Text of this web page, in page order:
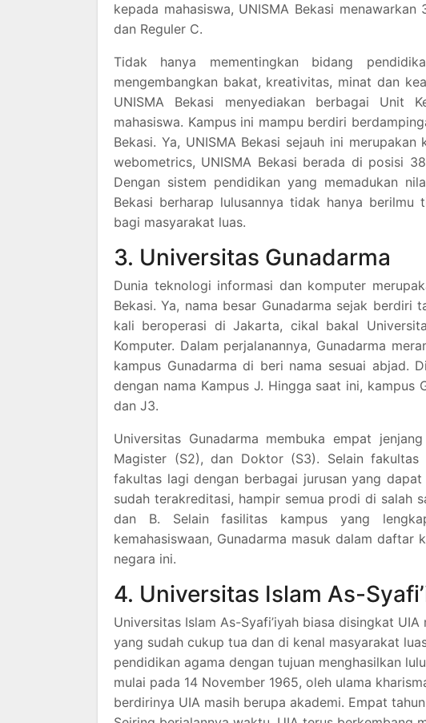
kepada mahasiswa, UNISMA Bekasi
dan Reguler C.
Tidak hanya mementingkan bidang
mengembangkan bakat, kreativitas, minat dan
UNISMA Bekasi menyediakan berbagai Unit
mahasiswa. Kampus ini mampu berdiri
Bekasi. Ya, UNISMA Bekasi sejauh ini
webometrics, UNISMA Bekasi berada di posisi
Dengan sistem pendidikan yang memadukan
Bekasi berharap lulusannya tidak hanya
bagi masyarakat luas.
3. Universitas Gunadarma
Dunia teknologi informasi dan komputer
Bekasi. Ya, nama besar Gunadarma sejak berdiri
kali beroperasi di Jakarta, cikal bakal
Komputer. Dalam perjalanannya, Gunadarma
kampus Gunadarma di beri nama sesuai abjad.
dengan nama Kampus J. Hingga saat ini, kampus
dan J3.
Universitas Gunadarma membuka empat
Magister (S2), dan Doktor (S3). Selain
fakultas lagi dengan berbagai jurusan yang
sudah terakreditasi, hampir semua prodi di salah
dan B. Selain fasilitas kampus yang
kemahasiswaan, Gunadarma masuk dalam
negara ini.
4. Universitas Islam As-
Universitas Islam As-Syafi’iyah biasa disingkat
yang sudah cukup tua dan di kenal masyarakat
pendidikan agama dengan tujuan menghasilkan
mulai pada 14 November 1965, oleh ulama
berdirinya UIA masih berupa akademi. Empat